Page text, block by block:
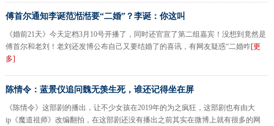
傅首尔通知李诞范湉湉要“二婚”？李诞：你这叫
《婚前21天》今天定档3月10号开播了，同时还官宣了第二组嘉宾！没想到竟然是
傅首尔和老刘！老刘还发博公布自己又要结婚了的喜讯，有网友疑惑“二婚咋[更
多]
陈情令：蓝景仪追问魏无羡生死，谁还记得坐在屏
《陈情令》这部剧的播出，让不少女孩在2019年的为之疯狂，这部剧也有由大
ip《魔道祖师》改编翻拍，在这部剧还没有播出之前其实在微博上就有很多的网